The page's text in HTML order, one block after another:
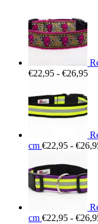
€22,95 - €26,95
cm €22,95 - €
cm €22,95 - €